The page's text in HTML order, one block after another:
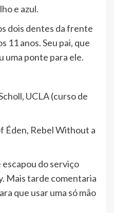
e azul.
dois dentes da frente
11 anos. Seu pai, que
uma ponte para ele.
UCLA (curso de
Éden, Rebel Without a
escapou do serviço
Mais tarde comentaria
que usar uma só mão